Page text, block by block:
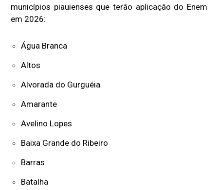
municípios piauienses que terão aplicação do Enem
em 2026:
Água Branca
Altos
Alvorada do Gurguéia
Amarante
Avelino Lopes
Baixa Grande do Ribeiro
Barras
Batalha